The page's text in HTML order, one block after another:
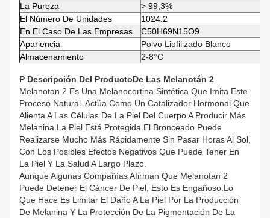
La Pureza
> 99,3%
El Número De Unidades
1024.2
En El Caso De Las Empresas
C50H69N15O9
Apariencia
Polvo Liofilizado Blanco
Almacenamiento
2-8°C
P Descripción Del ProductoDe Las Melanotán 2
Melanotan 2 Es Una Melanocortina Sintética Que Imita Este
Proceso Natural. Actúa Como Un Catalizador Hormonal Que
Alienta A Las Células De La Piel Del Cuerpo A Producir Más
Melanina.La Piel Está Protegida.El Bronceado Puede
Realizarse Mucho Más Rápidamente Sin Pasar Horas Al Sol,
Con Los Posibles Efectos Negativos Que Puede Tener En
La Piel Y La Salud A Largo Plazo.
Aunque Algunas Compañías Afirman Que Melanotan 2
Puede Detener El Cáncer De Piel, Esto Es Engañoso.Lo
Que Hace Es Limitar El Daño A La Piel Por La Producción
De Melanina Y La Protección De La Pigmentación De La